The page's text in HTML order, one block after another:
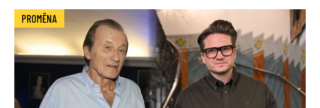
PROMĚNA